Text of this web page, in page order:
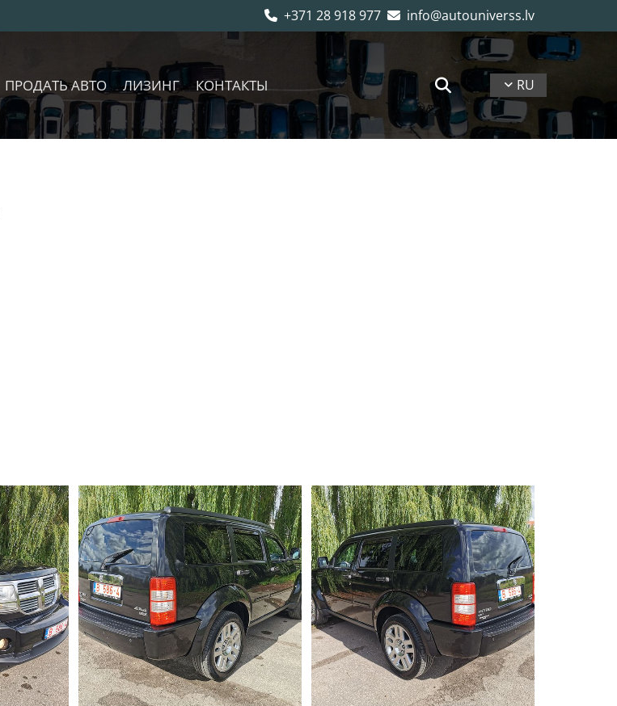
 +371 28 918 977  info@autouniverss.lv
ПРОДАТЬ АВТО ЛИЗИНГ КОНТАКТЫ RU